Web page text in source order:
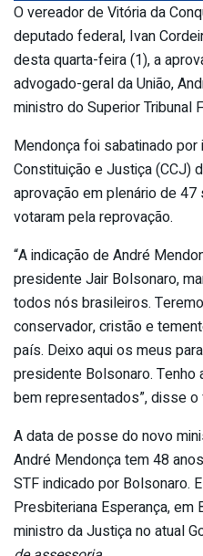
O vereador de Vitória da
deputado federal, Ivan
desta quarta-feira (1), a
advogado-geral da União,
ministro do Superior Tribunal
Mendonça foi sabatinado
Constituição e Justiça (CCJ)
aprovação em plenário de
votaram pela reprovação.
“A indicação de André
presidente Jair Bolsonaro,
todos nós brasileiros.
conservador, cristão e
país. Deixo aqui os meus
presidente Bolsonaro.
bem representados”, disse o
A data de posse do novo
André Mendonça tem 48
STF indicado por Bolsonaro.
Presbiteriana Esperança, em
ministro da Justiça no atual